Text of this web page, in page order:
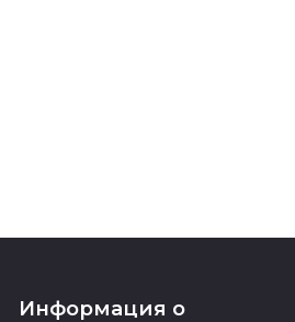
Информация о